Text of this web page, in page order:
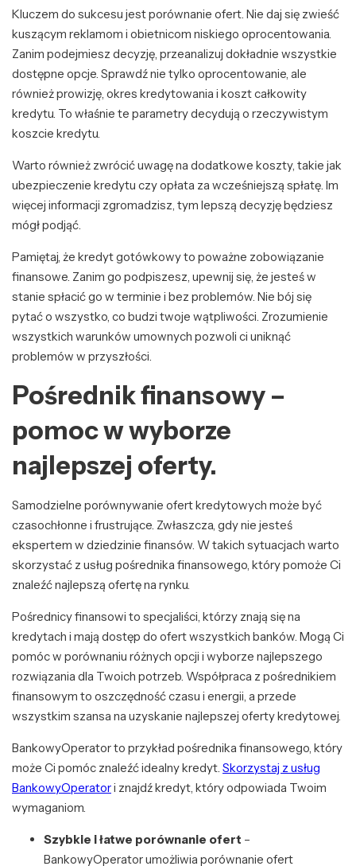
Kluczem do sukcesu jest porównanie ofert. Nie daj się zwieść
kuszącym reklamom i obietnicom niskiego oprocentowania.
Zanim podejmiesz decyzję, przeanalizuj dokładnie wszystkie
dostępne opcje. Sprawdź nie tylko oprocentowanie, ale
również prowizję, okres kredytowania i koszt całkowity
kredytu. To właśnie te parametry decydują o rzeczywistym
koszcie kredytu.
Warto również zwrócić uwagę na dodatkowe koszty, takie jak
ubezpieczenie kredytu czy opłata za wcześniejszą spłatę. Im
więcej informacji zgromadzisz, tym lepszą decyzję będziesz
mógł podjąć.
Pamiętaj, że kredyt gotówkowy to poważne zobowiązanie
finansowe. Zanim go podpiszesz, upewnij się, że jesteś w
stanie spłacić go w terminie i bez problemów. Nie bój się
pytać o wszystko, co budzi twoje wątpliwości. Zrozumienie
wszystkich warunków umownych pozwoli ci uniknąć
problemów w przyszłości.
Pośrednik finansowy –
pomoc w wyborze
najlepszej oferty.
Samodzielne porównywanie ofert kredytowych może być
czasochłonne i frustrujące. Zwłaszcza, gdy nie jesteś
ekspertem w dziedzinie finansów. W takich sytuacjach warto
skorzystać z usług pośrednika finansowego, który pomoże Ci
znaleźć najlepszą ofertę na rynku.
Pośrednicy finansowi to specjaliści, którzy znają się na
kredytach i mają dostęp do ofert wszystkich banków. Mogą Ci
pomóc w porównaniu różnych opcji i wyborze najlepszego
rozwiązania dla Twoich potrzeb. Współpraca z pośrednikiem
finansowym to oszczędność czasu i energii, a przede
wszystkim szansa na uzyskanie najlepszej oferty kredytowej.
BankowyOperator to przykład pośrednika finansowego, który
może Ci pomóc znaleźć idealny kredyt. Skorzystaj z usług
BankowyOperatori znajdź kredyt, który odpowiada Twoim
wymaganiom.
Szybkie i łatwe porównanie ofert –
BankowyOperator umożliwia porównanie ofert